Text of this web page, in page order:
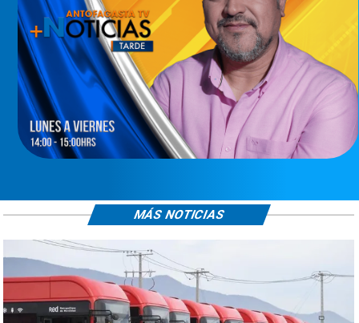
MÁS NOTICIAS